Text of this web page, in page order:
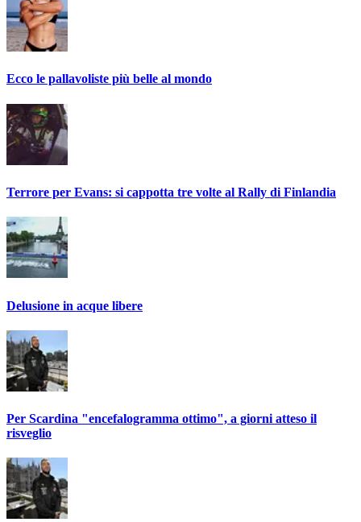
Ecco le pallavoliste più belle al mondo
Terrore per Evans: si cappotta tre volte al Rally di Finlandia
Delusione in acque libere
Per Scardina "encefalogramma ottimo", a giorni atteso il
risveglio